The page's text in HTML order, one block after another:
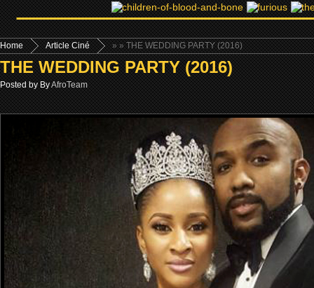
Home »
Article Ciné » THE WEDDING PARTY (2016)
THE WEDDING PARTY (2016)
Posted by ByAfroTeam